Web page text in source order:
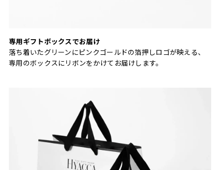
専用ギフトボックスでお届け
落ち着いたグリーンにピンクゴールドの箔押しロゴが映える、
専用のボックスにリボンをかけてお届けします。